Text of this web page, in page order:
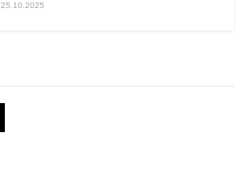
25.10.2025